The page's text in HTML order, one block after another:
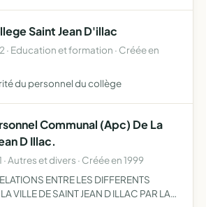
Saint Jean D'illac
· Education et formation · Créée en
du personnel du collège
Communal (Apc) De La
D Illac.
Autres et divers · Créée en 1999
ENTRE LES DIFFERENTS
VILLE DE SAINT JEAN D ILLAC PAR LA